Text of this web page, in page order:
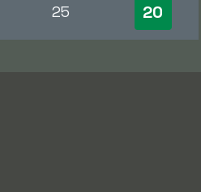
25 20